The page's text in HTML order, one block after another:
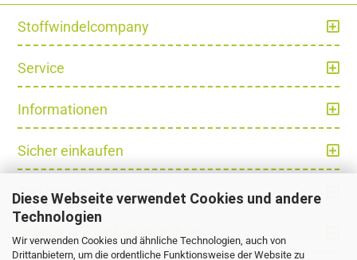
Diese Webseite verwendet Cookies und andere
Technologien
Wir verwenden Cookies und ähnliche Technologien, auch von
Drittanbietern, um die ordentliche Funktionsweise der Website zu
Stoffwindelcompany
Service
Informationen
Sicher einkaufen
Ihre persönliche Seite
Schnell und einfach bezahlen